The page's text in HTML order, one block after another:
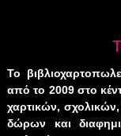
Το
από το 2009 στο
χαρτικών,
δώρων και